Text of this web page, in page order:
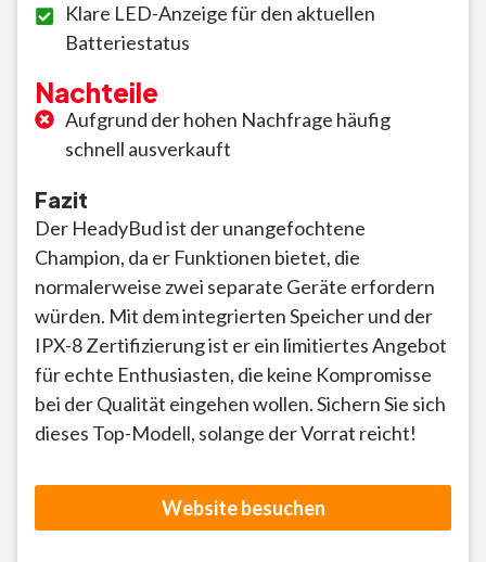
Klare LED-Anzeige für den aktuellen
Batteriestatus
Nachteile
Aufgrund der hohen Nachfrage häufig
schnell ausverkauft
Fazit
Der HeadyBud ist der unangefochtene
Champion, da er Funktionen bietet, die
normalerweise zwei separate Geräte erfordern
würden. Mit dem integrierten Speicher und der
IPX-8 Zertifizierung ist er ein limitiertes Angebot
für echte Enthusiasten, die keine Kompromisse
bei der Qualität eingehen wollen. Sichern Sie sich
dieses Top-Modell, solange der Vorrat reicht!
Website besuchen